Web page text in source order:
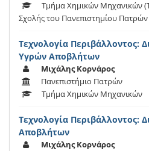
Τμήμα Χημικών Μηχανικών
Σχολής του Πανεπιστημίου Πατρών
Τεχνολογία Περιβάλλοντος:
Υγρών Αποβλήτων
Μιχάλης Κορνάρος
Πανεπιστήμιο Πατρών
Τμήμα Χημικών Μηχανικών
Τεχνολογία Περιβάλλοντος:
Αποβλήτων
Μιχάλης Κορνάρος